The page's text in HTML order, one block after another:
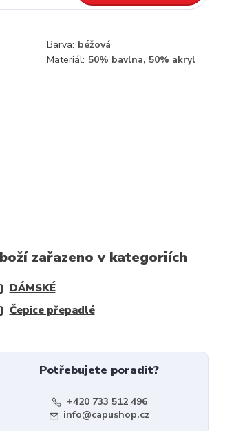
Barva: béžová
Materiál: 50% bavlna, 50% akryl
zařazeno v kategoriích
DÁMSKÉ
Čepice přepadlé
Potřebujete poradit?
+420 733 512 496
info@capushop.cz